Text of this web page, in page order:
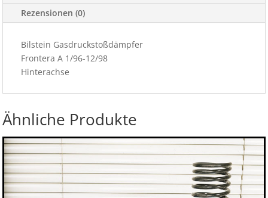
Rezensionen (0)
Bilstein Gasdruckstoßdämpfer
Frontera A 1/96-12/98
Hinterachse
Ähnliche Produkte